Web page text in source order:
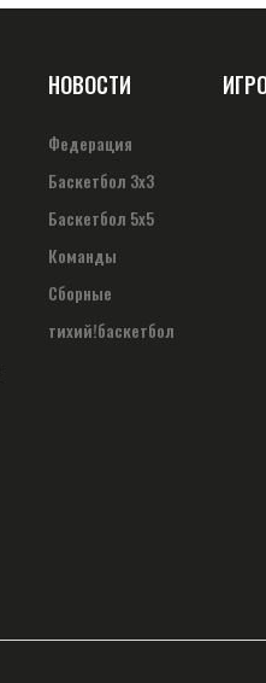
НОВОСТИ
Федерация
Баскетбол 3х3
Баскетбол 5х5
Команды
Сборные
тихий!баскетбол